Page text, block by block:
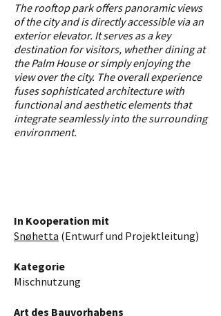
The rooftop park offers panoramic views
of the city and is directly accessible via an
exterior elevator. It serves as a key
destination for visitors, whether dining at
the Palm House or simply enjoying the
view over the city. The overall experience
fuses sophisticated architecture with
functional and aesthetic elements that
integrate seamlessly into the surrounding
environment.
In Kooperation mit
Snøhetta (Entwurf und Projektleitung)
Kategorie
Mischnutzung
Art des Bauvorhabens